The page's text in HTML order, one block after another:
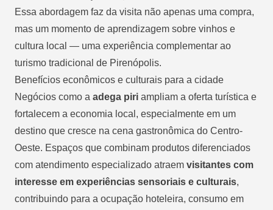
Essa abordagem faz da visita não apenas uma compra,
mas um momento de aprendizagem sobre vinhos e
cultura local — uma experiência complementar ao
turismo tradicional de Pirenópolis.
Benefícios econômicos e culturais para a cidade
Negócios como a adega piri ampliam a oferta turística e
fortalecem a economia local, especialmente em um
destino que cresce na cena gastronômica do Centro-
Oeste. Espaços que combinam produtos diferenciados
com atendimento especializado atraem visitantes com
interesse em experiências sensoriais e culturais,
contribuindo para a ocupação hoteleira, consumo em